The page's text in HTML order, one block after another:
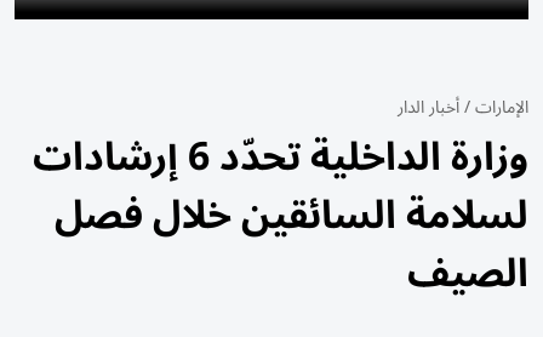
الإمارات/أخبار الدار
وزارة الداخلية تحدّد 6 إرشادات
لسلامة السائقين خلال فصل
الصيف